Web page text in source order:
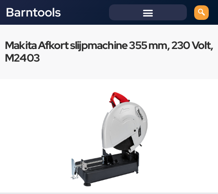
Barntools
Makita Afkort slijpmachine 355 mm, 230 Volt,
M2403